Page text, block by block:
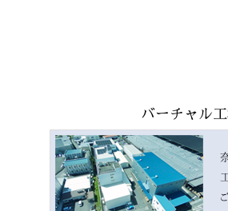
バーチャル